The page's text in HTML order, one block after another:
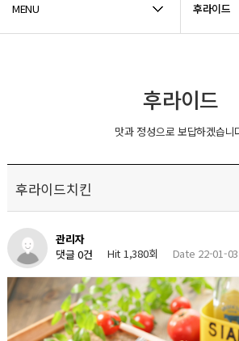
MENU 후라이드
후라이드
맛과 정성으로 보답하겠습니
후라이드치킨
관리자
댓글 0건
Hit 1,380회 Date 22-01-